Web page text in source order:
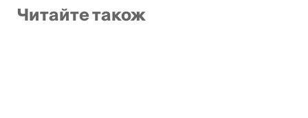
Читайте також